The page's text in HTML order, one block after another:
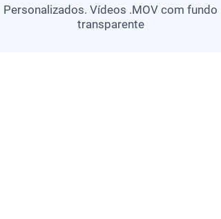
Personalizados. Vídeos .MOV com fundo
transparente